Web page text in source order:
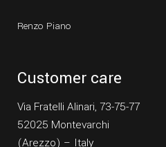
Renzo Piano
Customer care
Via Fratelli Alinari, 73-75-77
52025 Montevarchi
(Arezzo) – Italy